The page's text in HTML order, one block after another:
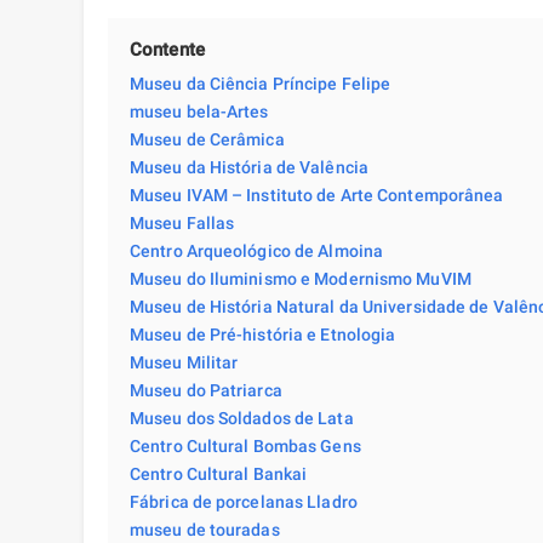
Contente
Museu da Ciência Príncipe Felipe
museu bela-Artes
Museu de Cerâmica
Museu da História de Valência
Museu IVAM – Instituto de Arte Contemporânea
Museu Fallas
Centro Arqueológico de Almoina
Museu do Iluminismo e Modernismo MuVIM
Museu de História Natural da Universidade de
Museu de Pré-história e Etnologia
Museu Militar
Museu do Patriarca
Museu dos Soldados de Lata
Centro Cultural Bombas Gens
Centro Cultural Bankai
Fábrica de porcelanas Lladro
museu de touradas